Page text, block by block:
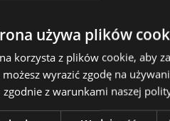
Z ZAKRESU
używa plików
korzysta z plików cookie, aby
wyrazić zgodę na
zgodnie z warunkami naszej